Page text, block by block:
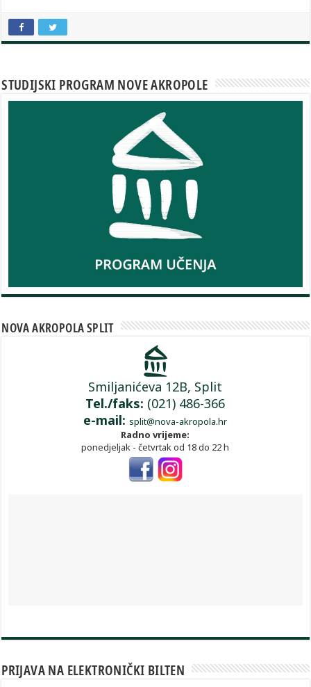
STUDIJSKI PROGRAM NOVE AKROPOLE
NOVA AKROPOLA SPLIT
Smiljanićeva 12B, Split
Tel./faks: (021) 486-366
e-mail: split@nova-akropola.hr
Radno vrijeme:
ponedjeljak - četvrtak od 18 do 22 h
PRIJAVA NA ELEKTRONIČKI BILTEN